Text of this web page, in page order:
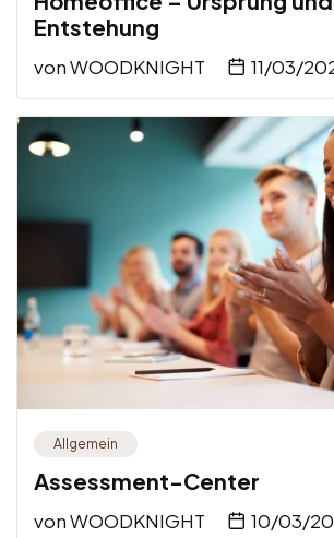
Entstehung
vonWOODKNIGHT 11/03/
Allgemein
Assessment-Center
vonWOODKNIGHT 10/03/